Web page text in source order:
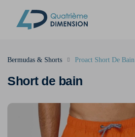
Short de bain
Bermudas & Shorts Proact Short De Bain